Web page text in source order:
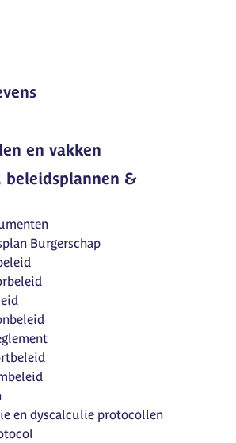
en vakken
beleidsplannen &
Burgerschap
en dyscalculie protocollen